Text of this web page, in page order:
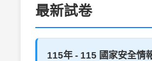
最新試卷
115年 - 115 國家安全情